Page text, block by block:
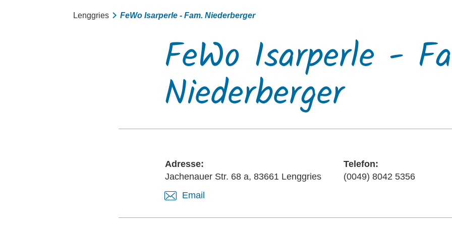
Lenggries FeWo Isarperle - Fam. Niederberger
FeWo Isarperle -
Niederberger
Adresse:
Jachenauer Str. 68 a, 83661 Lenggries
Telefon:
(0049) 8042 5356
Email